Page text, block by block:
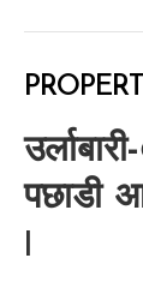
पछाडी
|